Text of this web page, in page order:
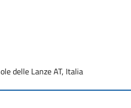
delle Lanze AT, Italia